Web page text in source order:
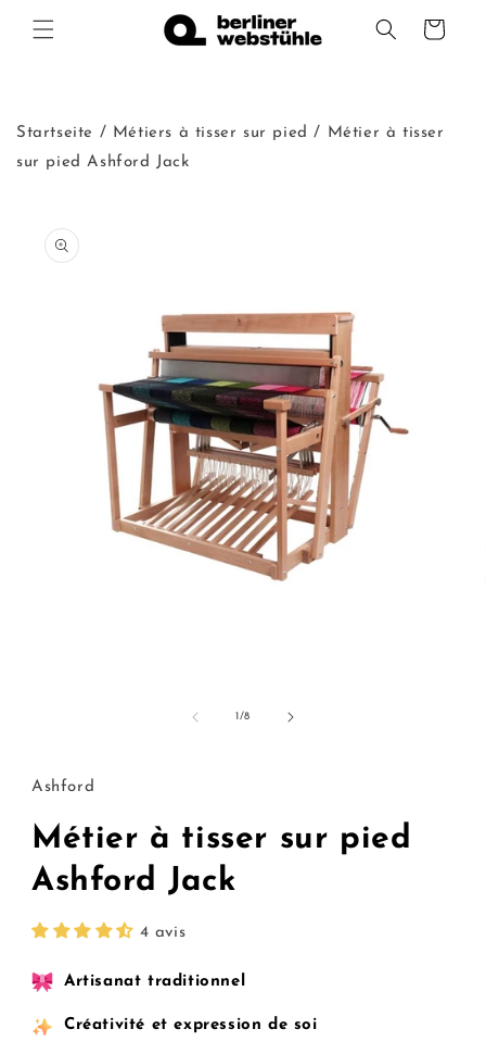
passer
au
Panier
Startseite / Métiers à tisser sur pied / Métier à tisser
sur pied Ashford Jack
produits
modale
1/de
8
Ashford
Métier à tisser sur pied
Ashford Jack
4 avis
Artisanat traditionnel
Créativité et expression de soi